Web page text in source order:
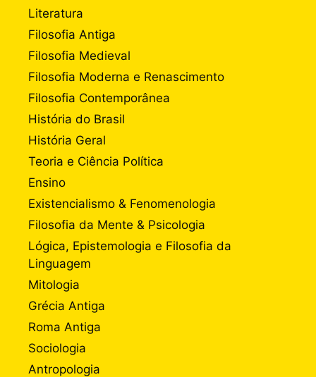
Literatura
Filosofia Antiga
Filosofia Medieval
Filosofia Moderna e Renascimento
Filosofia Contemporânea
História do Brasil
História Geral
Teoria e Ciência Política
Ensino
Existencialismo & Fenomenologia
Filosofia da Mente & Psicologia
Lógica, Epistemologia e Filosofia da
Linguagem
Mitologia
Grécia Antiga
Roma Antiga
Sociologia
Antropologia